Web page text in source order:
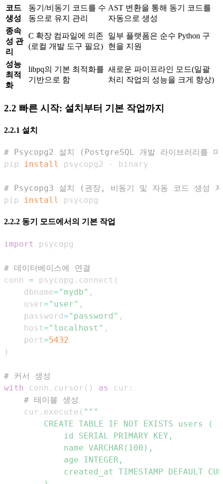
코드
생성
동기/비동기 코드를 수
동으로 유지 관리
AST 변환을 통해 동기 코드를
자동으로 생성
종속
성 관
리
C 확장 컴파일에 의존
(로컬 개발 도구 필요)
일부 플랫폼은 순수 Python 구
현을 지원
성능
최적
화
libpq의 기본 최적화를
기반으로 함
새로운 파이프라인 모드(일괄
처리 작업의 성능을 크게 향상)
2.2 빠른 시작: 설치부터 기본 작업까지
2.2.1 설치
# Psycopg2 설치 (PostgreSQL 개발 라이브러리를
pip install
# Psycopg3 설치 (권장, 비동기 및 자동 코드 생성
pip install psycopg
2.2.2 동기 모드에서의 기본 작업
import
# 데이터베이스에 연결
conn = psycopg . connect (
    dbname
="mydb" ,
    user
="user" ,
    password
="password" ,
    host
="localhost" ,
    port
=5432
)
# 커서 생성
with
conn . cursor ( ) as cur :
# 테이블 생성
    cur
. execute (